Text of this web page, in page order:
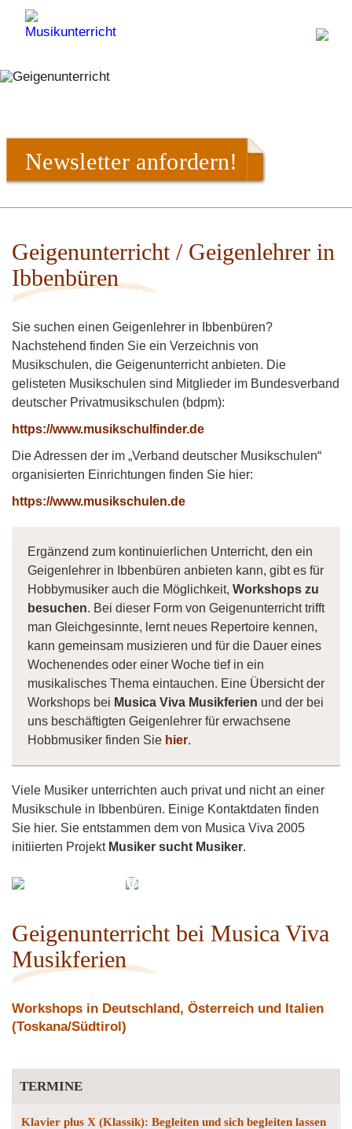
Newsletter anfordern!
Geigenunterricht / Geigenlehrer in
Ibbenbüren
Sie suchen einen Geigenlehrer in Ibbenbüren?
Nachstehend finden Sie ein Verzeichnis von
Musikschulen, die Geigenunterricht anbieten. Die
gelisteten Musikschulen sind Mitglieder im Bundesverband
deutscher Privatmusikschulen (bdpm):
https://www.musikschulfinder.de
Die Adressen der im „Verband deutscher Musikschulen“
organisierten Einrichtungen finden Sie hier:
https://www.musikschulen.de
Ergänzend zum kontinuierlichen Unterricht, den ein
Geigenlehrer in Ibbenbüren anbieten kann, gibt es für
Hobbymusiker auch die Möglichkeit, Workshops zu
besuchen. Bei dieser Form von Geigenunterricht trifft
man Gleichgesinnte, lernt neues Repertoire kennen,
kann gemeinsam musizieren und für die Dauer eines
Wochenendes oder einer Woche tief in ein
musikalisches Thema eintauchen. Eine Übersicht der
Workshops bei Musica Viva Musikferien und der bei
uns beschäftigten Geigenlehrer für erwachsene
Hobbmusiker finden Sie hier.
Viele Musiker unterrichten auch privat und nicht an einer
Musikschule in Ibbenbüren. Einige Kontaktdaten finden
Sie hier. Sie entstammen dem von Musica Viva 2005
initiierten Projekt Musiker sucht Musiker.
Violinistin
Geigenunterricht bei Musica Viva
Musikferien
Workshops in Deutschland, Österreich und Italien
(Toskana/Südtirol)
TERMINE
Klavier plus X (Klassik): Begleiten und sich begleiten lassen